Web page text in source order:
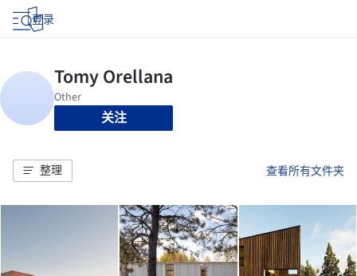
登录
关注
整理 查看所有文件夹